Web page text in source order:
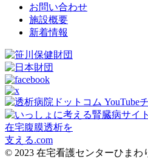
お問い合わせ
施設概要
新着情報
在宅腹膜透析を
支える.com
© 2023 在宅看護センターひまわ